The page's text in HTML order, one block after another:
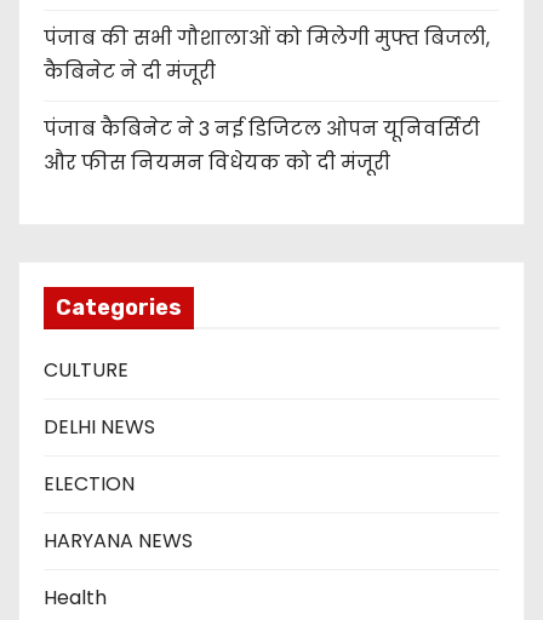
पंजाब की सभी गौशालाओं को मिलेगी मुफ्त बिजली,
कैबिनेट ने दी मंजूरी
पंजाब कैबिनेट ने 3 नई डिजिटल ओपन यूनिवर्सिटी
और फीस नियमन विधेयक को दी मंजूरी
Categories
CULTURE
DELHI NEWS
ELECTION
HARYANA NEWS
Health